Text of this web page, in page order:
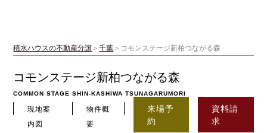
積水ハウスの不動産分譲 >千葉 > コモンステージ新柏つながる森
コモンステージ新柏つながる森
COMMON STAGE SHIN-KASHIWA TSUNAGARUMORI
現地案
内図
物件概
要
来場予
約
資料請
求